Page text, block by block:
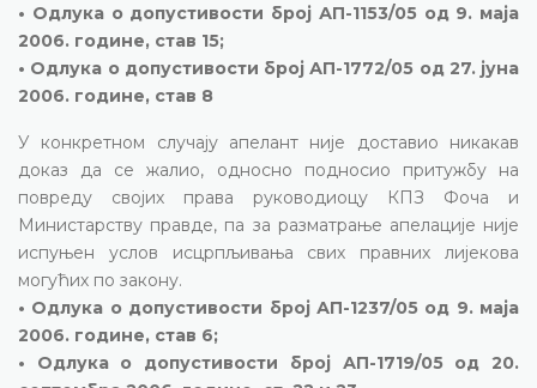
• Одлука о допустивости број АП-1153/05 од 9. маја
2006. године, став 15;
• Одлука о допустивости број АП-1772/05 од 27. јуна
2006. године, став 8
У конкретном случају апелант није доставио никакав
доказ да се жалио, односно подносио притужбу на
повреду својих права руководиоцу КПЗ Фоча и
Министарству правде, па за разматрање апелације није
испуњен услов исцрпљивања свих правних лијекова
могућих по закону.
• Одлука о допустивости број АП-1237/05 од 9. маја
2006. године, став 6;
• Одлука о допустивости број АП-1719/05 од 20.